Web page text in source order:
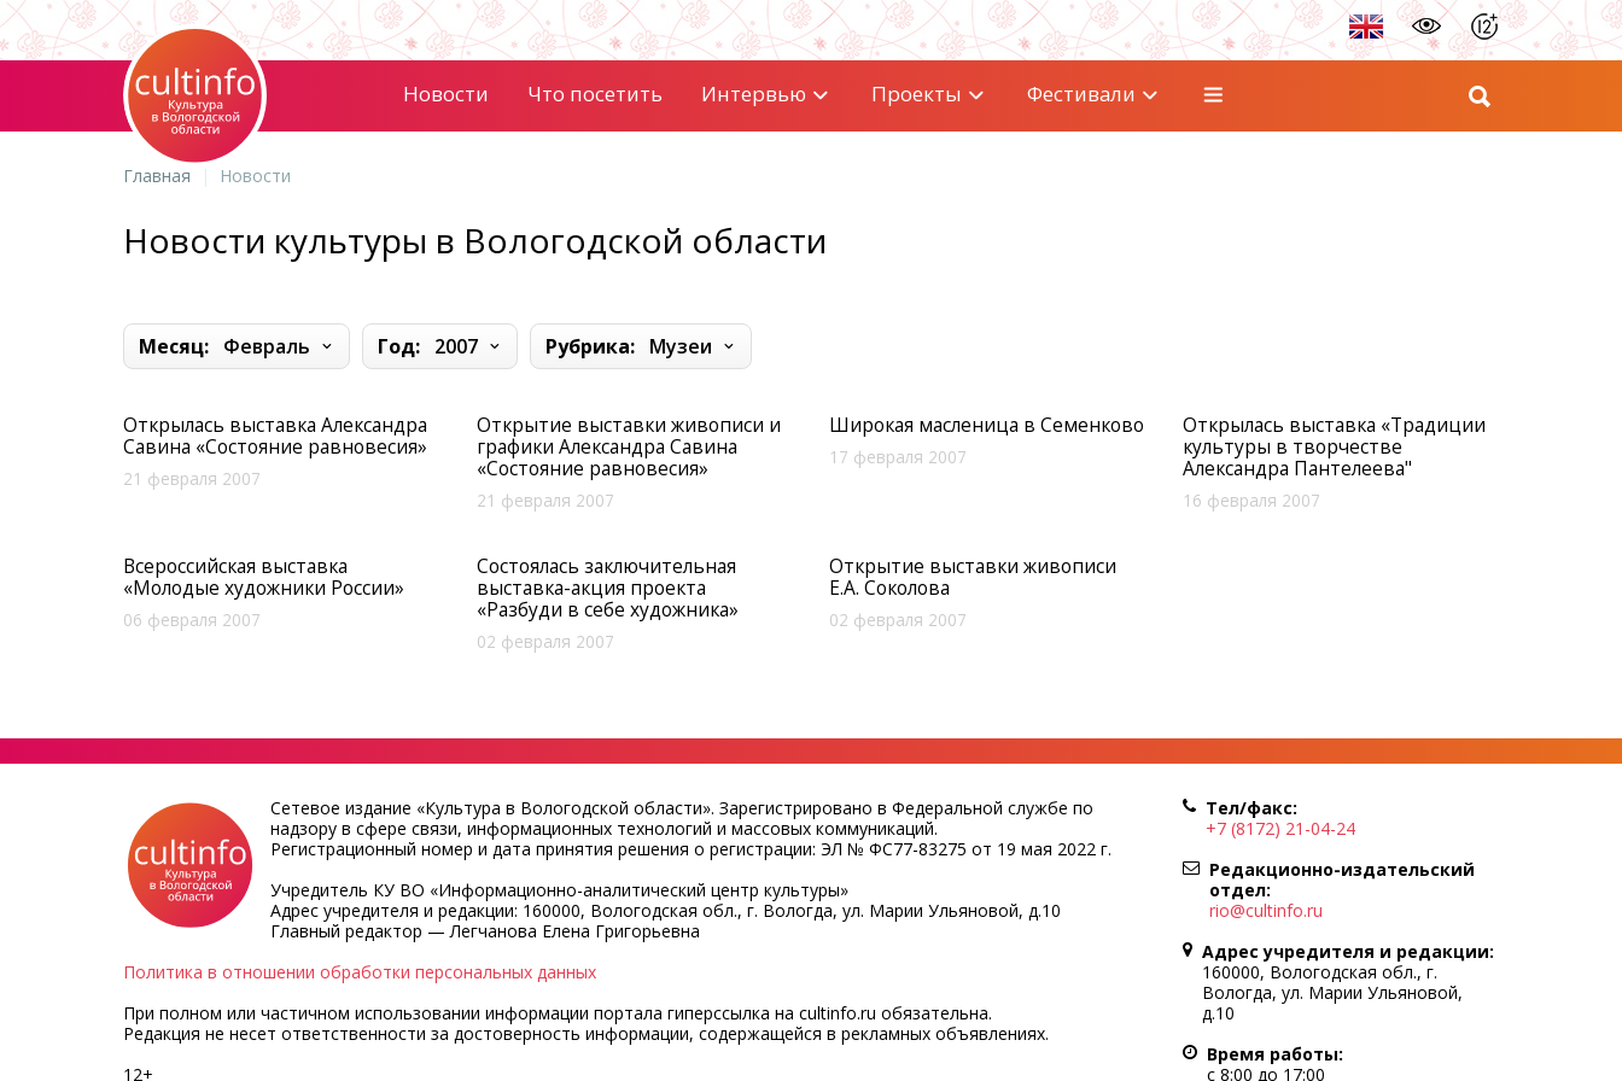
Новости Что посетить Интервью Проекты Фестивали
Главная Новости
Новости культуры в Вологодской области
Месяц: Февраль Год: 2007 Рубрика: Музеи
Открылась выставка Александра
Савина «Состояние равновесия»
21 февраля 2007
Открытие выставки живописи и
графики Александра Савина
«Состояние равновесия»
21 февраля 2007
Широкая масленица в Семенково
17 февраля 2007
Открылась выставка «Традиции
культуры в творчестве
Александра Пантелеева"
16 февраля 2007
Всероссийская выставка
«Молодые художники России»
06 февраля 2007
Состоялась заключительная
выставка-акция проекта
«Разбуди в себе художника»
02 февраля 2007
Открытие выставки живописи
Е.А. Соколова
02 февраля 2007
Сетевое издание «Культура в Вологодской области». Зарегистрировано в Федеральной службе по
надзору в сфере связи, информационных технологий и массовых коммуникаций.
Регистрационный номер и дата принятия решения о регистрации: ЭЛ № ФС77-83275 от 19 мая 2022 г.
Учредитель КУ ВО «Информационно-аналитический центр культуры»
Адрес учредителя и редакции: 160000, Вологодская обл., г. Вологда, ул. Марии Ульяновой, д.10
Главный редактор — Легчанова Елена Григорьевна
Политика в отношении обработки персональных данных
При полном или частичном использовании информации портала гиперссылка на cultinfo.ru обязательна.
Редакция не несет ответственности за достоверность информации, содержащейся в рекламных объявлениях.
12+
Тел/факс:
+7 (8172) 21-04-24
Редакционно-издательский
отдел:
rio@cultinfo.ru
Адрес учредителя и редакции:
160000, Вологодская обл., г.
Вологда, ул. Марии Ульяновой,
д.10
Время работы:
с 8:00 до 17:00